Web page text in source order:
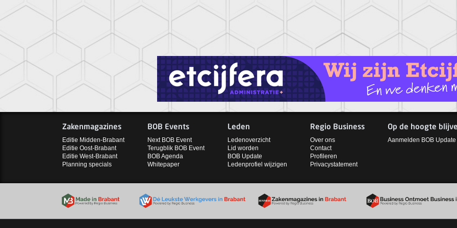
Zakenmagazines
Editie Midden-Brabant
Editie Oost-Brabant
Editie West-Brabant
Planning specials
BOB Events
Next BOB Event
Terugblik BOB Event
BOB Agenda
Whitepaper
Leden
Ledenoverzicht
Lid worden
BOB Update
Ledenprofiel wijzigen
Regio Business
Over ons
Contact
Profileren
Privacystatement
Op de hoogte
Aanmelden BOB Update